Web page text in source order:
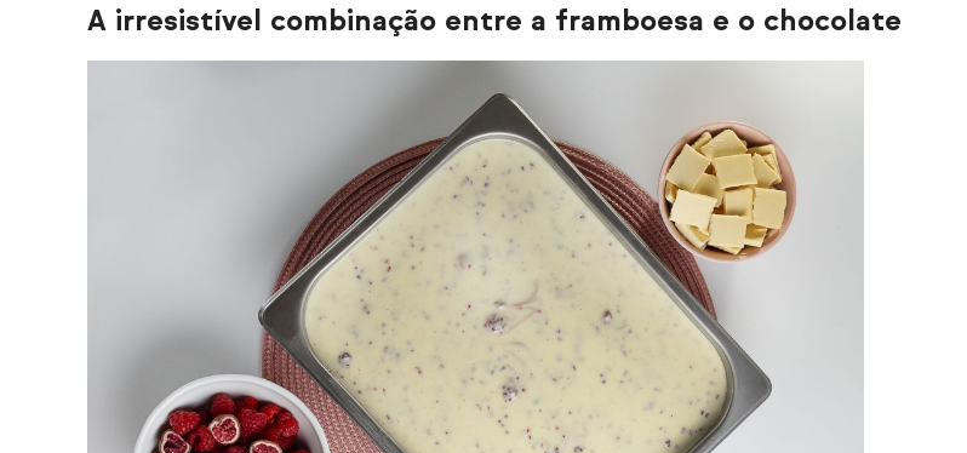
A irresistível combinação entre a framboesa e o chocolate